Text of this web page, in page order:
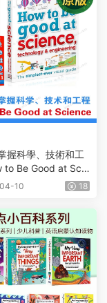
握科學、技術和工
to Be Good at Scie
+2本練習冊帶答案
10 18